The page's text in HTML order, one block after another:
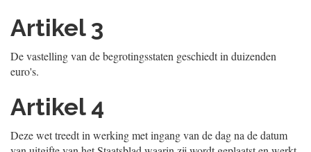
Artikel 3
De vastelling van de begrotingsstaten geschiedt in duizenden
euro's.
Artikel 4
Deze wet treedt in werking met ingang van de dag na de datum